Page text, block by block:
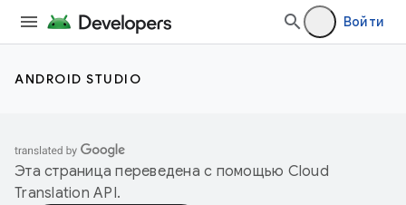
Войти
ANDROID STUDIO
Эта страница переведена с помощью Cloud
Translation API.